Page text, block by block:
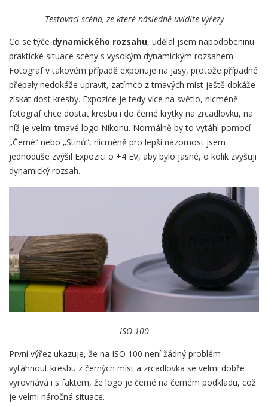
Testovací scéna, ze které následně uvidíte výřezy
Co se týče dynamického rozsahu, udělal jsem napodobeninu
praktické situace scény s vysokým dynamickým rozsahem.
Fotograf v takovém případě exponuje na jasy, protože případné
přepaly nedokáže upravit, zatímco z tmavých míst ještě dokáže
získat dost kresby. Expozice je tedy více na světlo, nicméně
fotograf chce dostat kresbu i do černé krytky na zrcadlovku, na
níž je velmi tmavé logo Nikonu. Normálně by to vytáhl pomocí
„Černé“ nebo „Stínů“, nicméně pro lepší názornost jsem
jednoduše zvýšil Expozici o +4 EV, aby bylo jasné, o kolik zvyšuji
dynamický rozsah.
ISO 100
První výřez ukazuje, že na ISO 100 není žádný problém
vytáhnout kresbu z černých míst a zrcadlovka se velmi dobře
vyrovnává i s faktem, že logo je černé na černém podkladu, což
je velmi náročná situace.